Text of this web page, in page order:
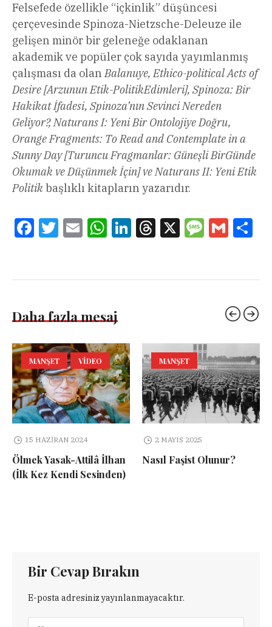
Felsefede özellikle “içkinlik” düşüncesi
çerçevesinde Spinoza-Nietzsche-Deleuze ile
gelişen minör bir geleneğe odaklanan
akademik ve popüler çok sayıda yayımlanmış
çalışması da olanBalanuye, Ethico-political Acts of
Desire [Arzunun Etik-PolitikEdimleri], Spinoza: Bir
Hakikat İfadesi, Spinoza’nın Sevinci Nereden
Geliyor?, Naturans I: Yeni Bir Ontolojiye Doğru,
Orange Fragments: To Read and Contemplate in a
Sunny Day [Turuncu Fragmanlar: Güneşli BirGünde
Okumak ve Düşünmek İçin] ve Naturans II: Yeni Etik
Politikbaşlıklı kitapların yazarıdır.
FacebookTwitterEmail WhatsAppLinkedInThreads
X Message
Gmail
Daha fazla mesaj
MANŞET VIDEO
15 HAZIRAN 2024
Ölmek Yasak-Attilâ İlhan
(İlk Kez Kendi Sesinden)
MANŞET
2 MAYIS 2025
Nasıl Faşist Olunur?
Bir Cevap Bırakın
E-posta adresiniz yayınlanmayacaktır.